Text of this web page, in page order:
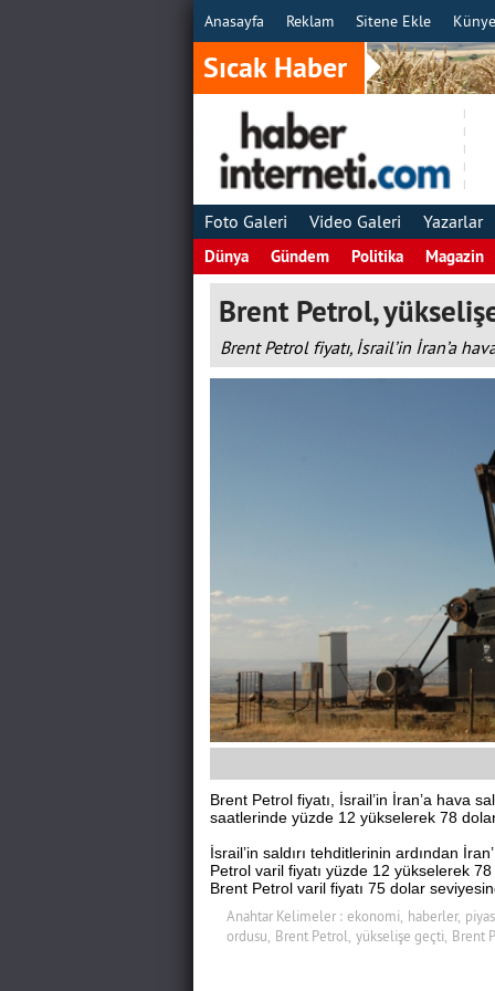
Anasayfa Reklam Sitene Ekle Künye
Sıcak Haber
Foto Galeri Video Galeri Yazarlar
Dünya Gündem Politika Magazin
Brent Petrol,
Brent Petrol fiyatı, İsrail’in İran’a
Brent Petrol fiyatı, İsrail’in İran’a hava
saatlerinde yüzde 12 yükselerek 78
İsrail’in saldırı tehditlerinin ardından
Petrol varil fiyatı yüzde 12 yükselerek
Brent Petrol varil fiyatı 75 dolar
Anahtar Kelimeler : ekonomi, haberler,
ordusu, Brent Petrol, yükselişe geçti, Brent